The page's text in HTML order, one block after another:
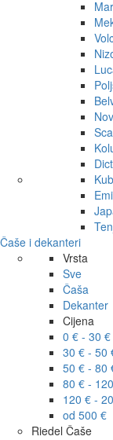
Čaše i dekanteri
Vrsta
Sve
Čaša
Dekanter
Cijena
0 € - 30 €
30 € - 50
50 € - 80
80 € -
120 € -
od 500 €
Riedel Čaše